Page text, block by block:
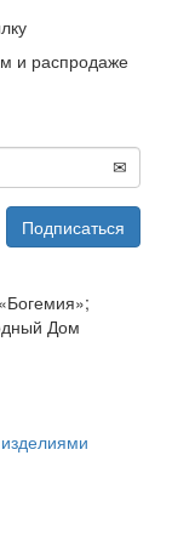
и распродаже
Дом